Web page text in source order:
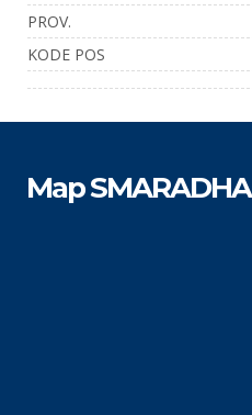
PROV.
KODE POS
Map SMARADHA